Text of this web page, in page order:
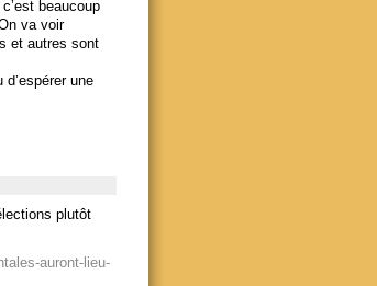
beaucoup
va voir
et autres sont
une
plutôt
auront-lieu-